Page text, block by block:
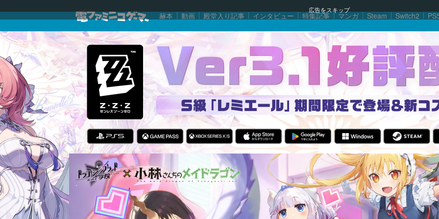
広告をスキップ
赫本 動画 殿堂入り記事 インタビュー 特集記事 マンガ Steam Switch2